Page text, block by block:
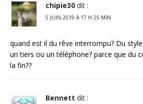
chipie30 dit :
5 JUIN 2019 À 17 H 25 MIN
quand est il du rêve interrompu? Du
un tiers ou un téléphone? parce que du
la fin??
Bennett dit :